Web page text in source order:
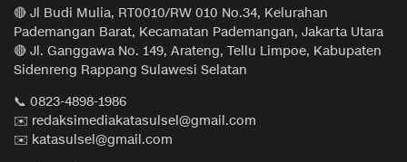
🔴 Jl Budi Mulia, RT0010/RW 010 No.34, Kelurahan
Pademangan Barat, Kecamatan Pademangan, Jakarta Utara
🔴 Jl. Ganggawa No. 149, Arateng, Tellu Limpoe, Kabupaten
Sidenreng Rappang Sulawesi Selatan
📞 0823-4898-1986
✉️ redaksimediakatasulsel@gmail.com
✉️ katasulsel@gmail.com